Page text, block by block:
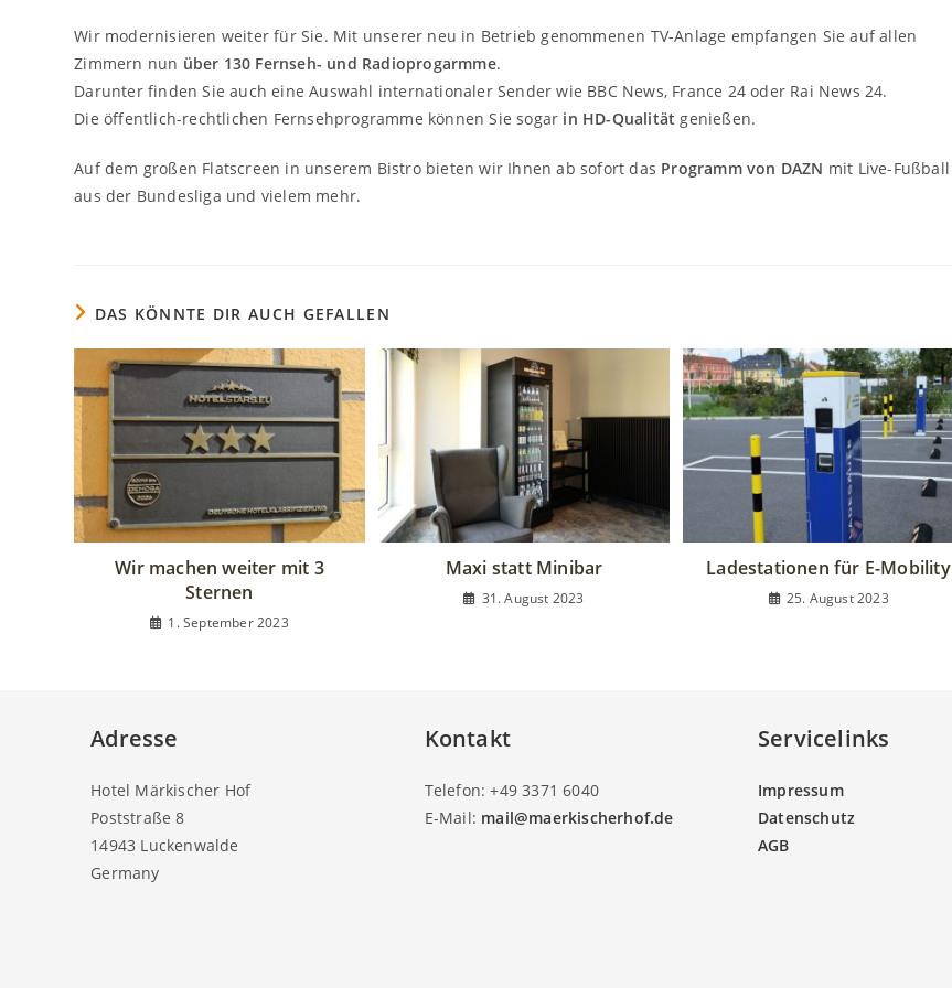
Wir modernisieren weiter für Sie. Mit unserer neu in Betrieb genommenen TV-Anlage empfangen Sie auf allen
Zimmern nun über 130 Fernseh- und Radioprogarmme.
Darunter finden Sie auch eine Auswahl internationaler Sender wie BBC News, France 24 oder Rai News 24.
Die öffentlich-rechtlichen Fernsehprogramme können Sie sogar in HD-Qualität genießen.
Auf dem großen Flatscreen in unserem Bistro bieten wir Ihnen ab sofort das Programm von DAZN mit Live-Fußball
aus der Bundesliga und vielem mehr.
DAS KÖNNTE DIR AUCH GEFALLEN
Wir machen weiter mit 3
Sternen
1. September 2023
Maxi statt Minibar
31. August 2023
Ladestationen für E-Mobility
25. August 2023
Adresse
Hotel Märkischer Hof
Poststraße 8
14943 Luckenwalde
Germany
Kontakt
Telefon: +49 3371 6040
E-Mail: mail@maerkischerhof.de
Servicelinks
Impressum
Datenschutz
AGB